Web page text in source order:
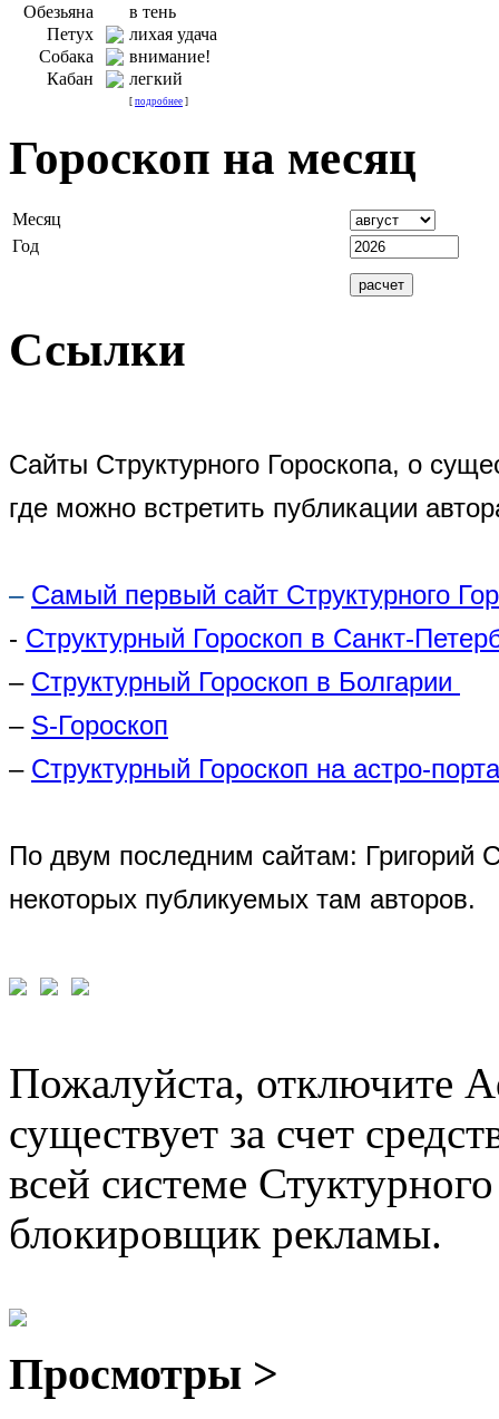
Обезьяна
в тень
Петух
лихая удача
Собака
внимание!
Кабан
легкий
[ подробнее ]
Гороскоп на месяц
Месяц
Год
Ссылки
Сайты Структурного Гороскопа, о
где можно встретить публикации
– Самый первый сайт Структурного
- Структурный Гороскоп в Санкт-
– Структурный Гороскоп в Болгарии
– S-Гороскоп
– Структурный Гороскоп на астро-
По двум последним сайтам: Григорий
некоторых публикуемых там авторов.
Пожалуйста, отключите
существует за счет
всей системе
блокировщик рекламы.
Просмотры >